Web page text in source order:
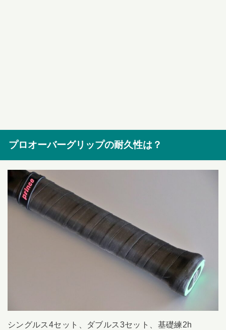
プロオーバーグリップの耐久性は？
シングルス4セット、ダブルス3セット、基礎練2h